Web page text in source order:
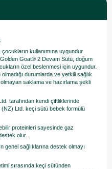
kullanımına uygundur.
Goat® 2 Devam Sütü, doğum
özel beslenmesi için uygundur.
durumlarda ve yetkili sağlık
olmayan saklama ve hazırlama şekli
tarafından kendi çiftliklerinde
Ltd. keçi sütü bebek formülü
proteinleri sayesinde gaz
olur.
sağlıklarına destek olmayı
sırasında keçi sütünden